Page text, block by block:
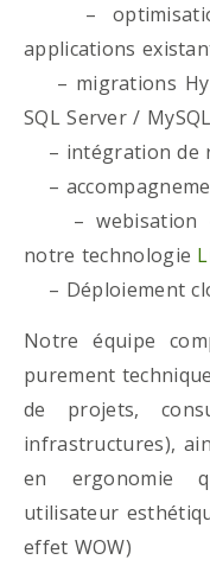
– optimisation
applications
– migrations
SQL Server /
– intégration de
–
– webisation
notre technologie
– Déploiement
Notre équipe
purement
de projets,
infrastructures),
en ergonomie
utilisateur
effet WOW)